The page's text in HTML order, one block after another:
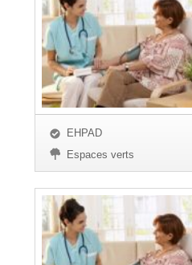
EHPAD
Espaces verts